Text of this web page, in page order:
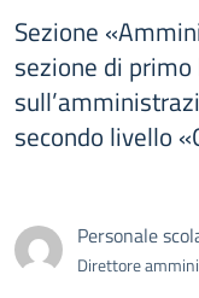
Sezione
sezione di
secondo livello
Personale
Direttore